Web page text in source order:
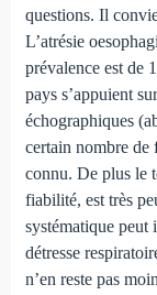
questions. Il
L’atrésie
prévalence est de
pays s’appuient
échographiques
certain nombre de
connu. De plus le
fiabilité, est très
systématique peut
détresse
n’en reste pas